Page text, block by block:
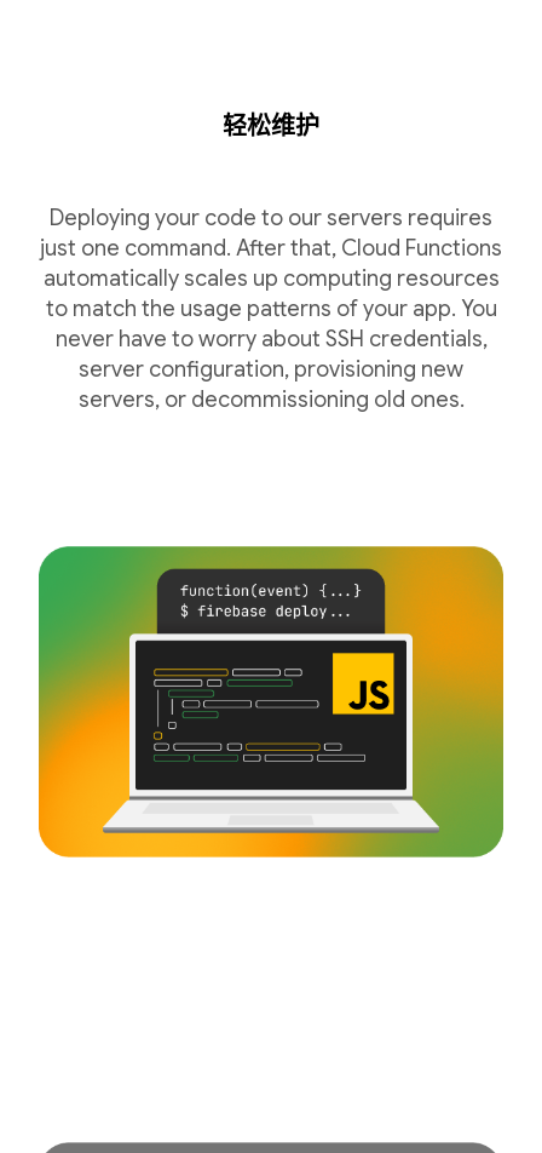
轻松维护
Deploying your code to our servers requires
just one command. After that, Cloud Functions
automatically scales up computing resources
to match the usage patterns of your app. You
never have to worry about SSH credentials,
server configuration, provisioning new
servers, or decommissioning old ones.